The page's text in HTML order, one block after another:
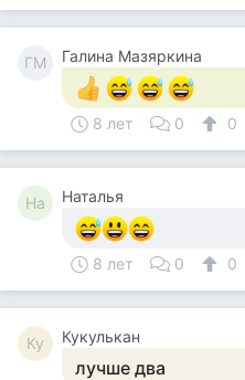
ГМ Галина Мазяркина
8 лет 0 0
На Наталья
8 лет 0 0
Ку Кукулькан
лучше два